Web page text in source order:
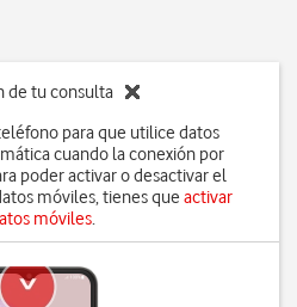
de tu consulta
para que utilice datos
cuando la conexión por
poder activar o desactivar el
móviles, tienes que activar
móviles.